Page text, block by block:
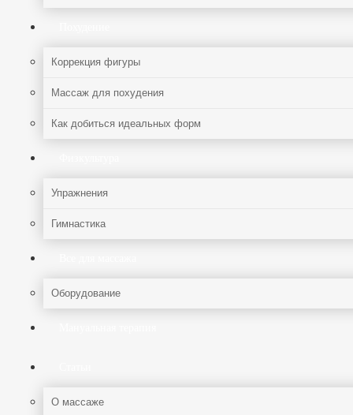
Коррекция фигуры
Массаж для похудения
Как добиться идеальных форм
Упражнения
Гимнастика
Оборудование
О массаже